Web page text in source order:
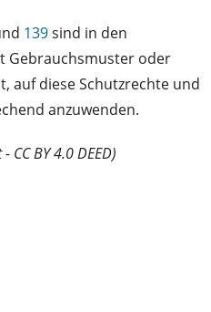
139sind in den
Gebrauchsmuster oder
auf diese Schutzrechte und
anzuwenden.
CC BY 4.0 DEED)